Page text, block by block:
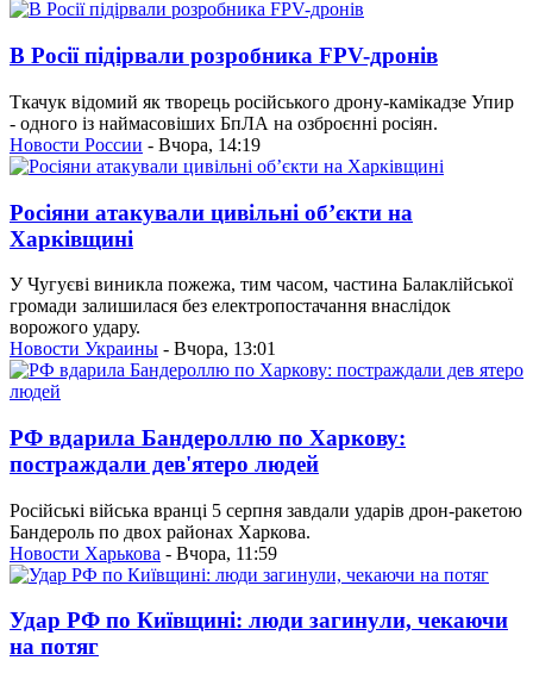
В Росії підірвали розробника FPV-дронів
Ткачук відомий як творець російського дрону-камікадзе Упир
- одного із наймасовіших БпЛА на озброєнні росіян.
Новости России - Вчора, 14:19
Росіяни атакували цивільні об’єкти на
Харківщині
У Чугуєві виникла пожежа, тим часом, частина Балаклійської
громади залишилася без електропостачання внаслідок
ворожого удару.
Новости Украины - Вчора, 13:01
РФ вдарила Бандероллю по Харкову:
постраждали дев'ятеро людей
Російські війська вранці 5 серпня завдали ударів дрон-ракетою
Бандероль по двох районах Харкова.
Новости Харькова - Вчора, 11:59
Удар РФ по Київщині: люди загинули, чекаючи
на потяг